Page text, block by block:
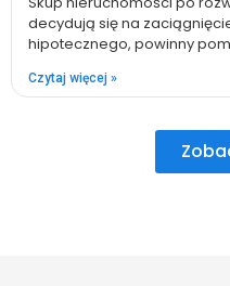
decydują się na
hipotecznego, powinny
Czytaj więcej »